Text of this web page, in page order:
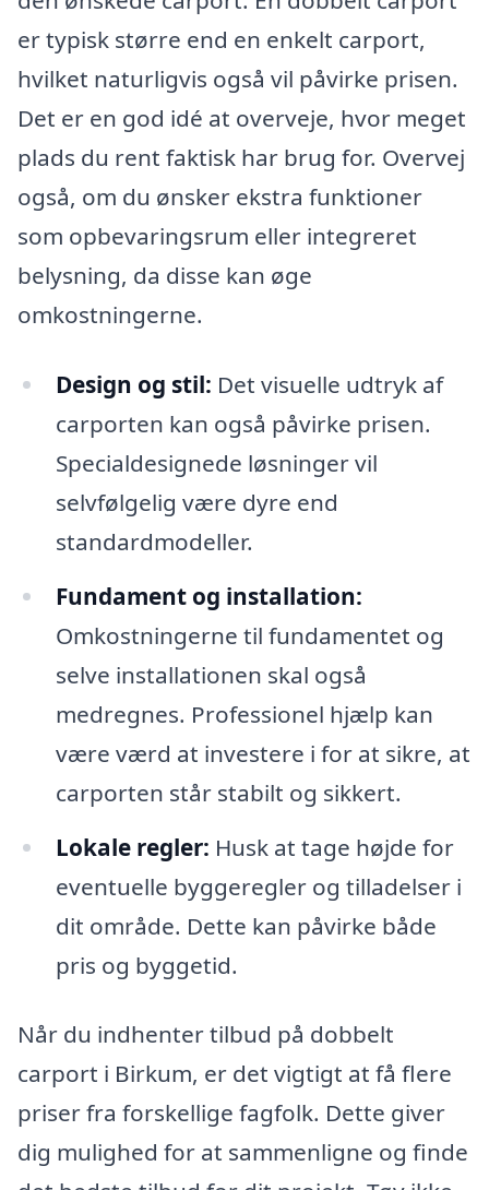
er typisk større end en enkelt carport,
hvilket naturligvis også vil påvirke prisen.
Det er en god idé at overveje, hvor meget
plads du rent faktisk har brug for. Overvej
også, om du ønsker ekstra funktioner
som opbevaringsrum eller integreret
belysning, da disse kan øge
omkostningerne.
Design og stil: Det visuelle udtryk af
carporten kan også påvirke prisen.
Specialdesignede løsninger vil
selvfølgelig være dyre end
standardmodeller.
Fundament og installation:
Omkostningerne til fundamentet og
selve installationen skal også
medregnes. Professionel hjælp kan
være værd at investere i for at sikre, at
carporten står stabilt og sikkert.
Lokale regler: Husk at tage højde for
eventuelle byggeregler og tilladelser i
dit område. Dette kan påvirke både
pris og byggetid.
Når du indhenter tilbud på dobbelt
carport i Birkum, er det vigtigt at få flere
priser fra forskellige fagfolk. Dette giver
dig mulighed for at sammenligne og finde